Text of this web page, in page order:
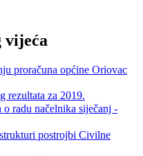
vijeća
proračuna općine Oriovac
rezultata za 2019.
radu načelnika siječanj -
postrojbi Civilne